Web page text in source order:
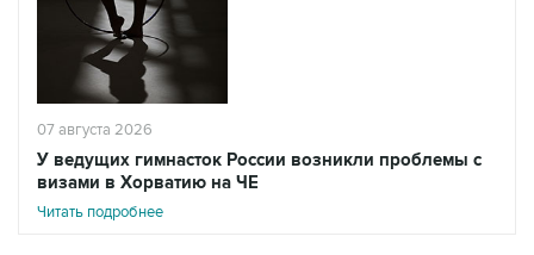
07 августа 2026
У ведущих гимнасток России возникли проблемы с
визами в Хорватию на ЧЕ
Читать подробнее